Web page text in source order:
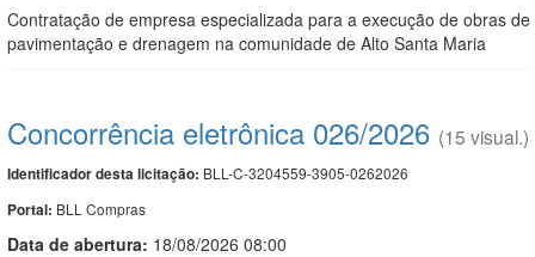
Contratação de empresa especializada para a execução de obras de
pavimentação e drenagem na comunidade de Alto Santa Maria
Concorrência eletrônica 026/2026 (15 visual.)
Identificador desta licitação: BLL-C-3204559-3905-0262026
Portal: BLL Compras
Data de abertura: 18/08/2026 08:00